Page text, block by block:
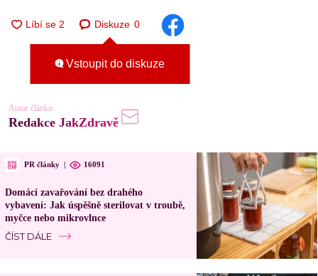
Diskuze 0
Vstoupit do diskuze
Autor článku
Redakce JakZdravě
PR články 16091
Domácí zavařování bez drahého
vybavení: Jak úspěšně sterilovat v troubě,
myčce nebo mikrovlnce
ČÍST DÁLE